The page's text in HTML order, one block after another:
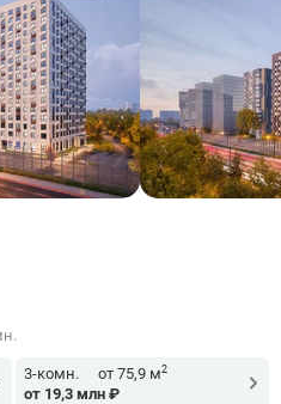
3-комн. от 75,9 м2
от 19,3 млн ₽